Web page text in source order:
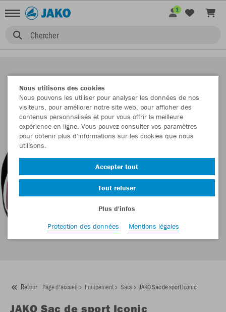
Chercher
1
Retour Page d'accueil Equipement Sacs JAKO Sac de sport Iconic
JAKO Sac de sport Iconic
Nous utilisons des cookies
Nous pouvons les utiliser pour analyser les données de nos
visiteurs, pour améliorer notre site web, pour afficher des
contenus personnalisés et pour vous offrir la meilleure
expérience en ligne. Vous pouvez consulter vos paramètres
pour obtenir plus d'informations sur les cookies que nous
utilisons.
Accepter tout
Tout refuser
Plus d'infos
Protection des données
Mentions légales